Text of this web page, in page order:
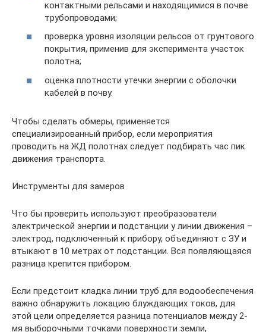
контактными рельсами и находящимися в почве
трубопроводами;
проверка уровня изоляции рельсов от грунтового
покрытия, применив для эксперимента участок
полотна;
оценка плотности утечки энергии с оболочки
кабелей в почву.
Чтобы сделать обмеры, применяется
специализированный прибор, если мероприятия
проводить на ЖД полотнах следует подбирать час пик
движения транспорта.
Инструменты для замеров
Что бы проверить используют преобразователи
электрической энергии и подстанции у линии движения –
электрод, подключенный к прибору, объединяют с ЗУ и
втыкают в 10 метрах от подстанции. Вся появляющаяся
разница крепится прибором.
Если предстоит кладка линии труб для водообеспечения
важно обнаружить локацию блуждающих токов, для
этой цели определяется разница потенциалов между 2-
мя выборочными точками поверхности земли,